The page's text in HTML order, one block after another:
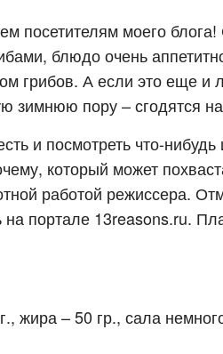
посетителям моего
блюдо очень
грибов. А если это еще
зимнюю пору – сгодятся
и посмотреть что-
который может
работой режиссера.
портале 13reasons.ru.
жира – 50 гр., сала